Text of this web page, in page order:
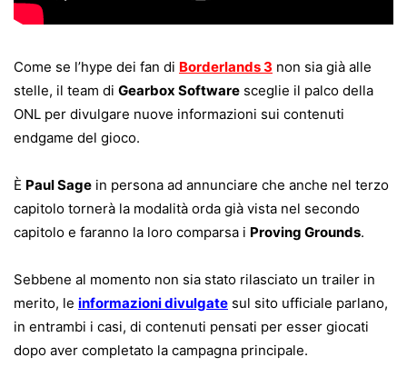
Come se l’hype dei fan di Borderlands 3 non sia già alle
stelle, il team di Gearbox Software sceglie il palco della
ONL per divulgare nuove informazioni sui contenuti
endgame del gioco.
È Paul Sage in persona ad annunciare che anche nel terzo
capitolo tornerà la modalità orda già vista nel secondo
capitolo e faranno la loro comparsa i Proving Grounds.
Sebbene al momento non sia stato rilasciato un trailer in
merito, le informazioni divulgate sul sito ufficiale parlano,
in entrambi i casi, di contenuti pensati per esser giocati
dopo aver completato la campagna principale.